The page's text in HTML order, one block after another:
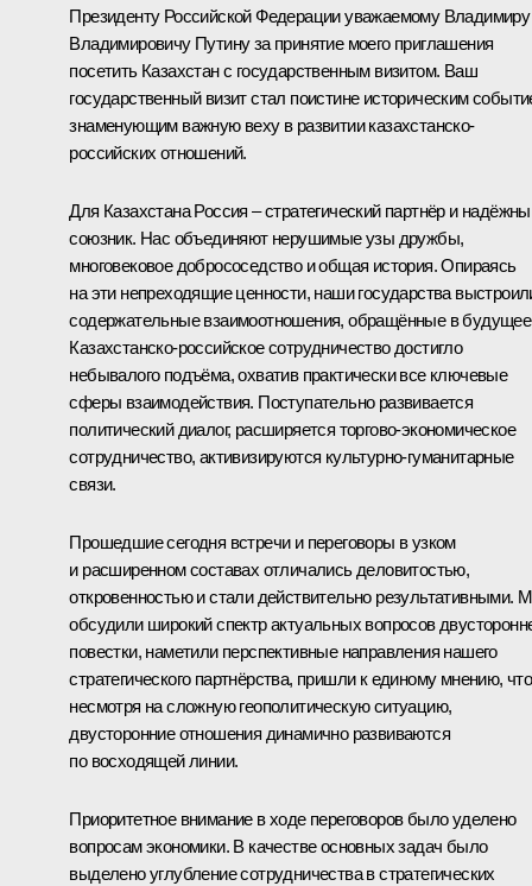
Президенту Российской Федерации уважаемому Владимиру
Владимировичу Путину за принятие моего приглашения
посетить Казахстан с государственным визитом. Ваш
государственный визит стал поистине историческим
знаменующим важную веху в развитии казахстанско-
российских отношений.
Для Казахстана Россия – стратегический партнёр и
союзник. Нас объединяют нерушимые узы дружбы,
многовековое добрососедство и общая история. Опираясь
на эти непреходящие ценности, наши государства
содержательные взаимоотношения, обращённые в
Казахстанско-российское сотрудничество достигло
небывалого подъёма, охватив практически все ключевые
сферы взаимодействия. Поступательно развивается
политический диалог, расширяется торгово-экономическое
сотрудничество, активизируются культурно-гуманитарные
связи.
Прошедшие сегодня встречи и переговоры в узком
и расширенном составах отличались деловитостью,
откровенностью и стали действительно результативными.
обсудили широкий спектр актуальных вопросов
повестки, наметили перспективные направления нашего
стратегического партнёрства, пришли к единому мнению,
несмотря на сложную геополитическую ситуацию,
двусторонние отношения динамично развиваются
по восходящей линии.
Приоритетное внимание в ходе переговоров было уделено
вопросам экономики. В качестве основных задач было
выделено углубление сотрудничества в стратегических